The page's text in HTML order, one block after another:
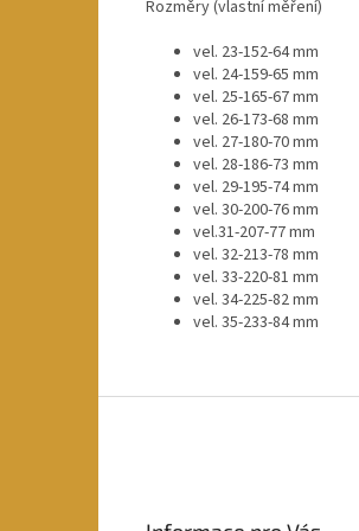
Rozměry (vlastní měření)
vel. 23-152-64 mm
vel. 24-159-65 mm
vel. 25-165-67 mm
vel. 26-173-68 mm
vel. 27-180-70 mm
vel. 28-186-73 mm
vel. 29-195-74 mm
vel. 30-200-76 mm
vel.31-207-77 mm
vel. 32-213-78 mm
vel. 33-220-81 mm
vel. 34-225-82 mm
vel. 35-233-84 mm